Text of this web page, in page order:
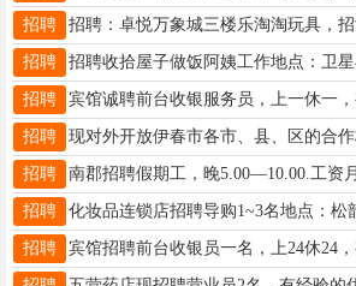
招聘
招聘
招聘
招聘
招聘
招聘
招聘